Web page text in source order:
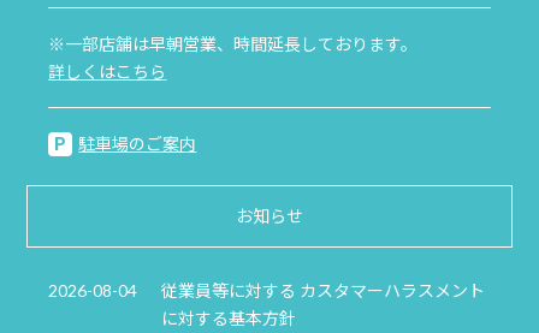
※一部店舗は早朝営業、時間延長しております。
詳しくはこちら
駐車場のご案内
お知らせ
2026-08-04
従業員等に対する カスタマーハラスメント
に対する基本方針